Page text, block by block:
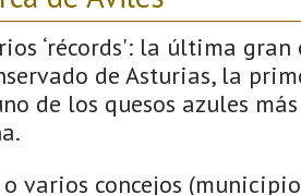
‘récords': la última gran
de Asturias, la
de los quesos azules más
varios concejos